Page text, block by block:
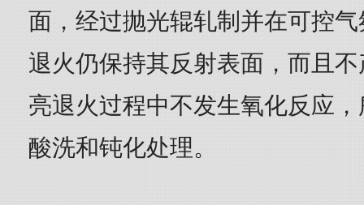
面，经过抛光辊轧制并在可控
退火仍保持其反射表面，而且
亮退火过程中不发生氧化反应
酸洗和钝化处理。